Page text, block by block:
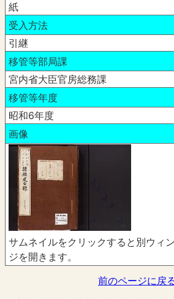
紙
受入方法
引継
移管等部局課
宮内省大臣官房総務課
移管等年度
昭和6年度
画像
サムネイルをクリックすると別ウィ
ジを開きます。
前のページに戻